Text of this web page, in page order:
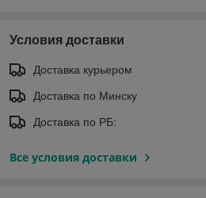
Условия доставки
Доставка курьером
Доставка по Минску
Доставка по РБ:
Все условия доставки